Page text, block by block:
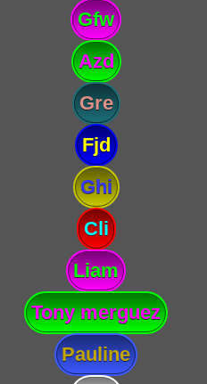
Gfw
Azd
Gre
Fjd
Ghi
Cli
Liam
Tony merguez
Pauline